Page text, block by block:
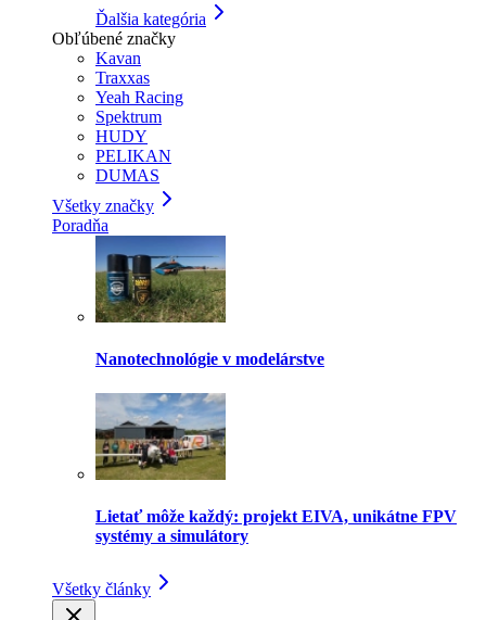
Ďalšia kategória
Obľúbené značky
Kavan
Traxxas
Yeah Racing
Spektrum
HUDY
PELIKAN
DUMAS
Všetky značky
Poradňa
Nanotechnológie v modelárstve
Lietať môže každý: projekt EIVA, unikátne FPV
systémy a simulátory
Všetky články